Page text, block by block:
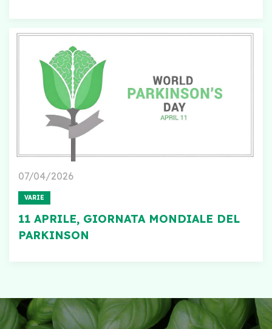
07/04/2026
VARIE
11 APRILE, GIORNATA MONDIALE DEL
PARKINSON